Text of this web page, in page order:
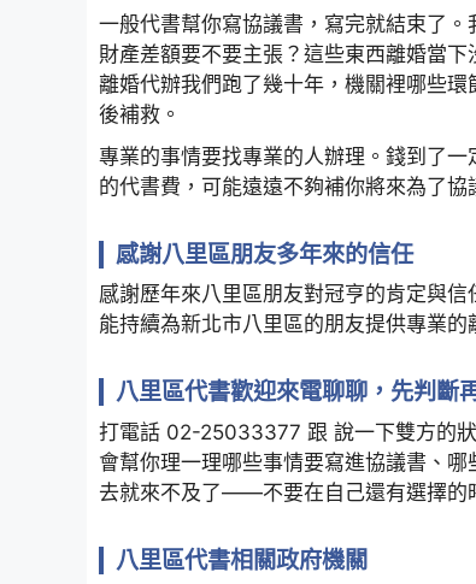
一般代書幫你寫協議書，寫完就結束了
財產差額要不要主張？這些東西離婚當
離婚代辦我們跑了幾十年，機關裡哪些
後補救。
專業的事情要找專業的人辦理。錢到了
的代書費，可能遠遠不夠補你將來為了協
感謝八里區朋友多年來的信任
感謝歷年來八里區朋友對冠亨的肯定與
能持續為新北市八里區的朋友提供專業的
八里區代書歡迎來電聊聊，先判斷
打電話 02-25033377 跟 說一下雙方的
會幫你理一理哪些事情要寫進協議書、
去就來不及了——不要在自己還有選擇的
八里區代書相關政府機關